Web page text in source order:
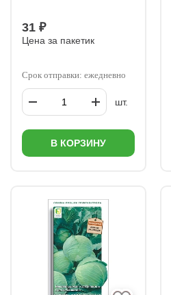
31 ₽
Цена за пакетик
Срок отправки: ежедневно
шт.
В КОРЗИНУ